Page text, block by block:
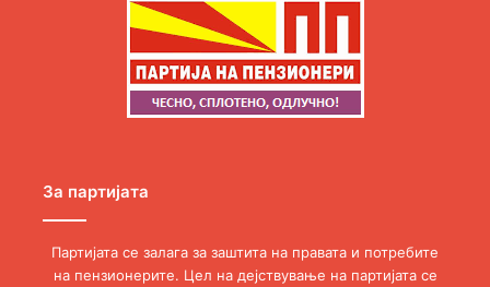
За партијата
Партијата се залага за заштита на правата и потребите
на пензионерите. Цел на дејствување на партијата се